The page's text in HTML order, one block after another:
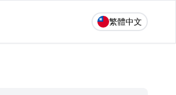
繁體中文